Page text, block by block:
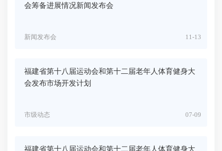
会筹备进展情况新闻发布会
11-13
新闻发布会
福建省第十八届运动会和第十二届老年人体育健身大
会发布市场开发计划
07-09
市级动态
福建省第十八届运动会和第十二届老年人体育健身大